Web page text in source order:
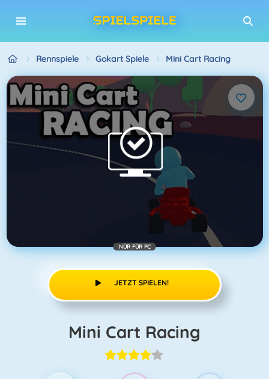
Rennspiele Gokart Spiele Mini Cart Racing
NÜR FÜR PC
JETZT SPIELEN!
Mini Cart Racing